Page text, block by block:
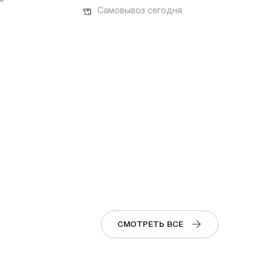
Самовывоз сегодня
СМОТРЕТЬ ВСЕ